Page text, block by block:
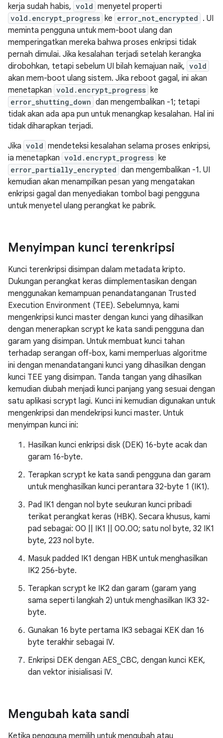
kerja sudah habis, vold menyetel properti
vold.encrypt_progress ke error_not_encrypted . UI
meminta pengguna untuk mem-boot ulang dan
memperingatkan mereka bahwa proses enkripsi tidak
pernah dimulai. Jika kesalahan terjadi setelah kerangka
dirobohkan, tetapi sebelum UI bilah kemajuan naik, vold
akan mem-boot ulang sistem. Jika reboot gagal, ini akan
menetapkan vold.encrypt_progress ke
error_shutting_down dan mengembalikan -1; tetapi
tidak akan ada apa pun untuk menangkap kesalahan. Hal ini
tidak diharapkan terjadi.
Jika vold mendeteksi kesalahan selama proses enkripsi,
ia menetapkan vold.encrypt_progress ke
error_partially_encrypted dan mengembalikan -1. UI
kemudian akan menampilkan pesan yang mengatakan
enkripsi gagal dan menyediakan tombol bagi pengguna
untuk menyetel ulang perangkat ke pabrik.
Menyimpan kunci terenkripsi
Kunci terenkripsi disimpan dalam metadata kripto.
Dukungan perangkat keras diimplementasikan dengan
menggunakan kemampuan penandatanganan Trusted
Execution Environment (TEE). Sebelumnya, kami
mengenkripsi kunci master dengan kunci yang dihasilkan
dengan menerapkan scrypt ke kata sandi pengguna dan
garam yang disimpan. Untuk membuat kunci tahan
terhadap serangan off-box, kami memperluas algoritme
ini dengan menandatangani kunci yang dihasilkan dengan
kunci TEE yang disimpan. Tanda tangan yang dihasilkan
kemudian diubah menjadi kunci panjang yang sesuai dengan
satu aplikasi scrypt lagi. Kunci ini kemudian digunakan untuk
mengenkripsi dan mendekripsi kunci master. Untuk
menyimpan kunci ini:
Hasilkan kunci enkripsi disk (DEK) 16-byte acak dan
garam 16-byte.
Terapkan scrypt ke kata sandi pengguna dan garam
untuk menghasilkan kunci perantara 32-byte 1 (IK1).
Pad IK1 dengan nol byte seukuran kunci pribadi
terikat perangkat keras (HBK). Secara khusus, kami
pad sebagai: 00 || IK1 || 00.00; satu nol byte, 32 IK1
byte, 223 nol byte.
Masuk padded IK1 dengan HBK untuk menghasilkan
IK2 256-byte.
Terapkan scrypt ke IK2 dan garam (garam yang
sama seperti langkah 2) untuk menghasilkan IK3 32-
byte.
Gunakan 16 byte pertama IK3 sebagai KEK dan 16
byte terakhir sebagai IV.
Enkripsi DEK dengan AES_CBC, dengan kunci KEK,
dan vektor inisialisasi IV.
Mengubah kata sandi
Ketika pengguna memilih untuk mengubah atau